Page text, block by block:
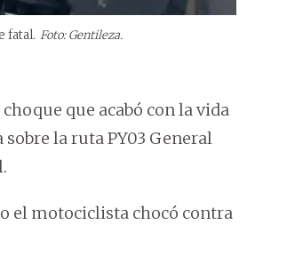
fatal. Foto: Gentileza.
que acabó con la vida
la ruta PY03 General
el motociclista chocó contra